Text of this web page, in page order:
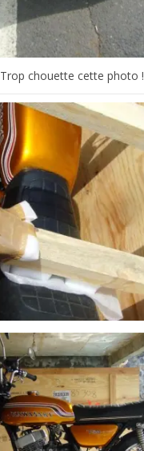
Trop chouette cette photo !